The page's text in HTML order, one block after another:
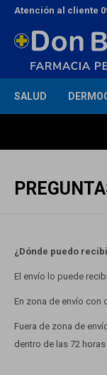
SALUD
Atención al cliente
¿Dónde puedo
El envío lo puede
En zona de envío con
Fuera de zona de
dentro de las 72